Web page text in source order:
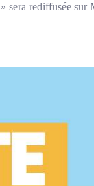
sera rediffusée sur